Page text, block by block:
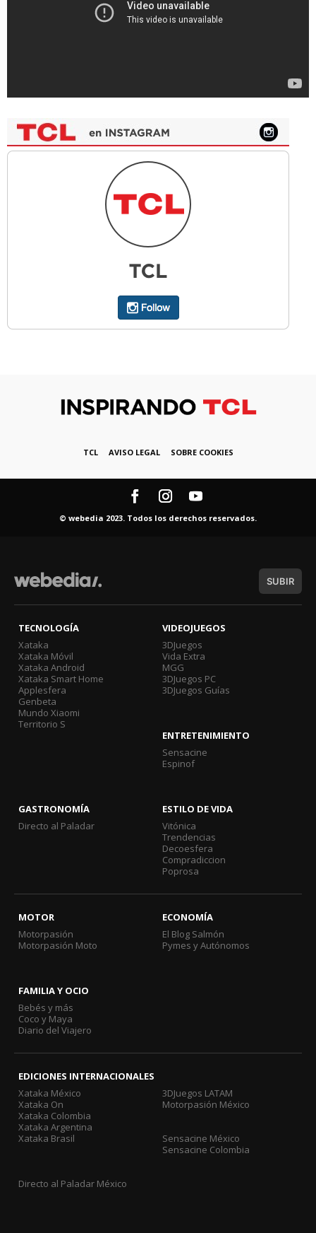
TCL AVISO LEGAL SOBRE COOKIES
© webedia 2023. Todos los derechos reservados.
SUBIR
TECNOLOGÍA
Xataka
Xataka Móvil
Xataka Android
Xataka Smart Home
Applesfera
Genbeta
Mundo Xiaomi
Territorio S
VIDEOJUEGOS
3DJuegos
Vida Extra
MGG
3DJuegos PC
3DJuegos Guías
ENTRETENIMIENTO
Sensacine
Espinof
GASTRONOMÍA
Directo al Paladar
ESTILO DE VIDA
Vitónica
Trendencias
Decoesfera
Compradiccion
Poprosa
MOTOR
Motorpasión
Motorpasión Moto
ECONOMÍA
El Blog Salmón
Pymes y Autónomos
FAMILIA Y OCIO
Bebés y más
Coco y Maya
Diario del Viajero
EDICIONES INTERNACIONALES
Xataka México
Xataka On
Xataka Colombia
Xataka Argentina
Xataka Brasil
3DJuegos LATAM
Motorpasión México
Sensacine México
Sensacine Colombia
Directo al Paladar México